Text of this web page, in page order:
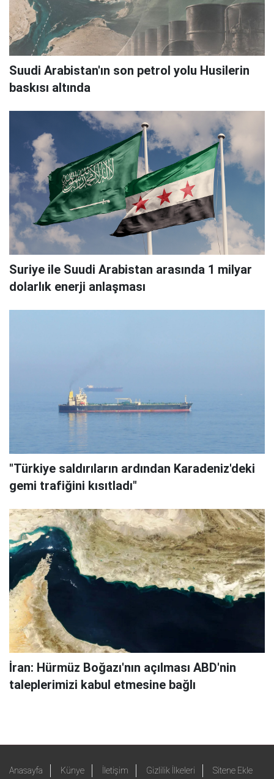
Suudi Arabistan'ın son petrol yolu Husilerin
baskısı altında
Suriye ile Suudi Arabistan arasında 1 milyar
dolarlık enerji anlaşması
"Türkiye saldırıların ardından Karadeniz'deki
gemi trafiğini kısıtladı"
İran: Hürmüz Boğazı'nın açılması ABD'nin
taleplerimizi kabul etmesine bağlı
Anasayfa Künye İletişim Gizlilik İlkeleri Sitene Ekle